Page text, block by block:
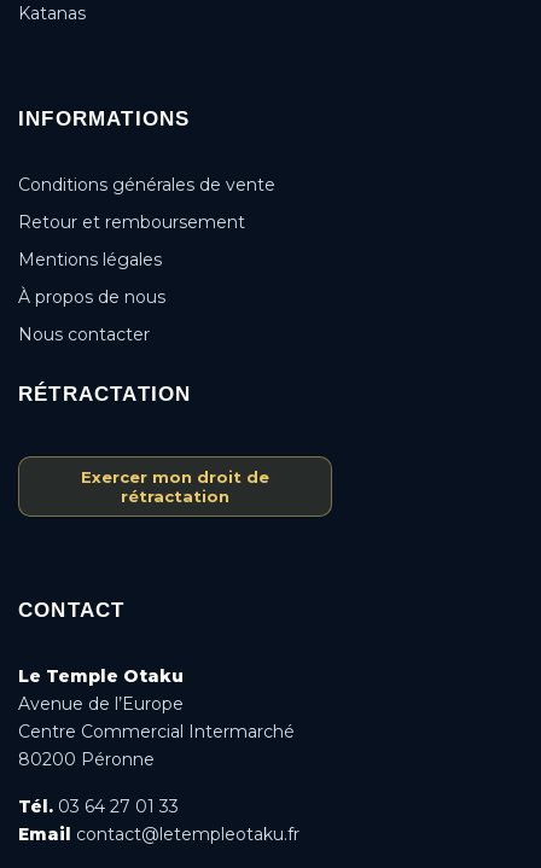
Katanas
INFORMATIONS
Conditions générales de vente
Retour et remboursement
Mentions légales
À propos de nous
Nous contacter
RÉTRACTATION
Exercer mon droit de
rétractation
CONTACT
Le Temple Otaku
Avenue de l’Europe
Centre Commercial Intermarché
80200 Péronne
Tél. 03 64 27 01 33
Email contact@letempleotaku.fr